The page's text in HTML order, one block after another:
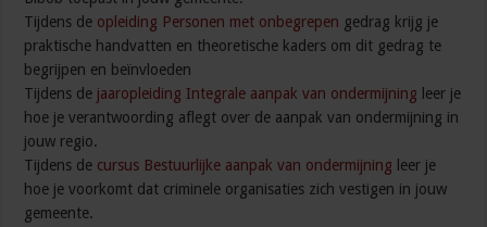
Tijdens de opleiding Personen met onbegrepen gedrag krijg je
praktische handvatten en theoretische kaders om dit gedrag te
begrijpen en beïnvloeden
Tijdens de jaaropleiding Integrale aanpak van ondermijning leer je
hoe je verantwoording aflegt over de aanpak van ondermijning in
jouw regio.
Tijdens de cursus Bestuurlijke aanpak van ondermijning leer je
hoe je voorkomt dat criminele organisaties zich vestigen in jouw
gemeente.